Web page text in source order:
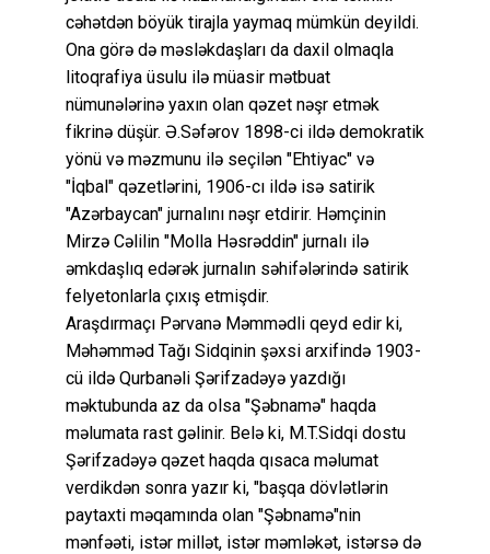
cəhətdən böyük tirajla yaymaq mümkün deyildi.
Ona görə də məsləkdaşları da daxil olmaqla
litoqrafiya üsulu ilə müasir mətbuat
nümunələrinə yaxın olan qəzet nəşr etmək
fikrinə düşür. Ə.Səfərov 1898-ci ildə demokratik
yönü və məzmunu ilə seçilən "Ehtiyac" və
"İqbal" qəzetlərini, 1906-cı ildə isə satirik
"Azərbaycan" jurnalını nəşr etdirir. Həmçinin
Mirzə Cəlilin "Molla Həsrəddin" jurnalı ilə
əmkdaşlıq edərək jurnalın səhifələrində satirik
felyetonlarla çıxış etmişdir.
Araşdırmaçı Pərvanə Məmmədli qeyd edir ki,
Məhəmməd Tağı Sidqinin şəxsi arxifində 1903-
cü ildə Qurbanəli Şərifzadəyə yazdığı
məktubunda az da olsa "Şəbnamə" haqda
məlumata rast gəlinir. Belə ki, M.T.Sidqi dostu
Şərifzadəyə qəzet haqda qısaca məlumat
verdikdən sonra yazır ki, "başqa dövlətlərin
paytaxti məqamında olan "Şəbnamə"nin
mənfəəti, istər millət, istər məmləkət, istərsə də